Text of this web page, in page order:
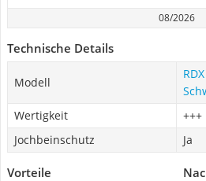
08/2026
Technische Details
Modell
Wertigkeit
+++
Jochbeinschutz
Ja
Vorteile